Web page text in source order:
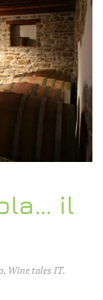
il
, Wine tales IT.